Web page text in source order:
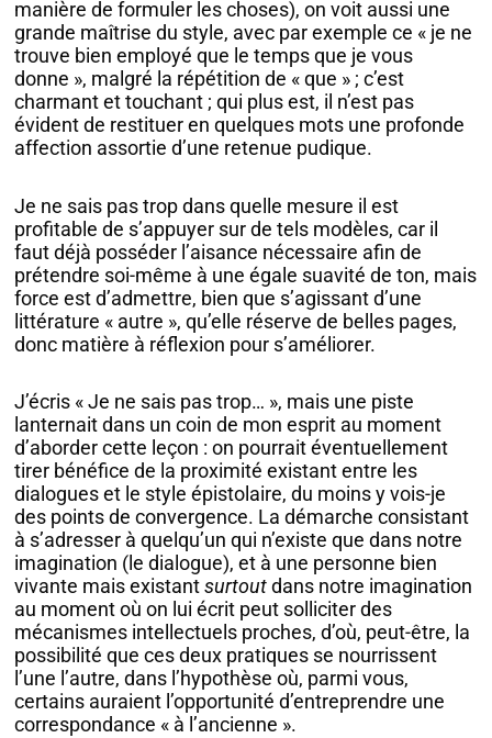
manière de formuler les choses), on voit aussi une
grande maîtrise du style, avec par exemple ce « je ne
trouve bien employé que le temps que je vous
donne », malgré la répétition de « que » ; c’est
charmant et touchant ; qui plus est, il n’est pas
évident de restituer en quelques mots une profonde
affection assortie d’une retenue pudique.
Je ne sais pas trop dans quelle mesure il est
profitable de s’appuyer sur de tels modèles, car il
faut déjà posséder l’aisance nécessaire afin de
prétendre soi-même à une égale suavité de ton, mais
force est d’admettre, bien que s’agissant d’une
littérature « autre », qu’elle réserve de belles pages,
donc matière à réflexion pour s’améliorer.
J’écris « Je ne sais pas trop… », mais une piste
lanternait dans un coin de mon esprit au moment
d’aborder cette leçon : on pourrait éventuellement
tirer bénéfice de la proximité existant entre les
dialogues et le style épistolaire, du moins y vois-je
des points de convergence. La démarche consistant
à s’adresser à quelqu’un qui n’existe que dans notre
imagination (le dialogue), et à une personne bien
vivante mais existantsurtoutdans notre imagination
au moment où on lui écrit peut solliciter des
mécanismes intellectuels proches, d’où, peut-être, la
possibilité que ces deux pratiques se nourrissent
l’une l’autre, dans l’hypothèse où, parmi vous,
certains auraient l’opportunité d’entreprendre une
correspondance « à l’ancienne ».